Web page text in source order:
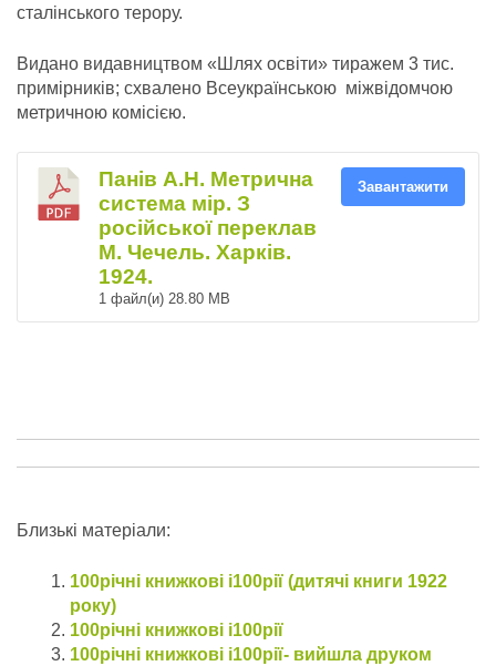
сталінського терору.
Видано видавництвом «Шлях освіти» тиражем 3 тис.
примірників; схвалено Всеукраїнською міжвідомчою
метричною комісією.
Панів А.Н. Метрична
система мір. З
російської переклав
М. Чечель. Харків.
1924.
1 файл(и) 28.80 MB
Завантажити
Близькі матеріали:
100річні книжкові і100рії (дитячі книги 1922
року)
100річні книжкові і100рії
100річні книжкові і100рії- вийшла друком